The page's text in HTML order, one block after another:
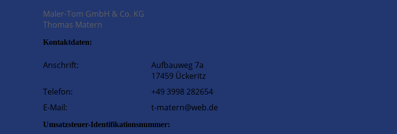
Maler-Tom GmbH & Co. KG
Thomas Matern
Kontaktdaten:
Anschrift:
Aufbauweg 7a
17459 Ückeritz
Telefon:
+49 3998 282654
E-Mail:
t-matern@web.de
Umsatzsteuer-Identifikationsnummer: